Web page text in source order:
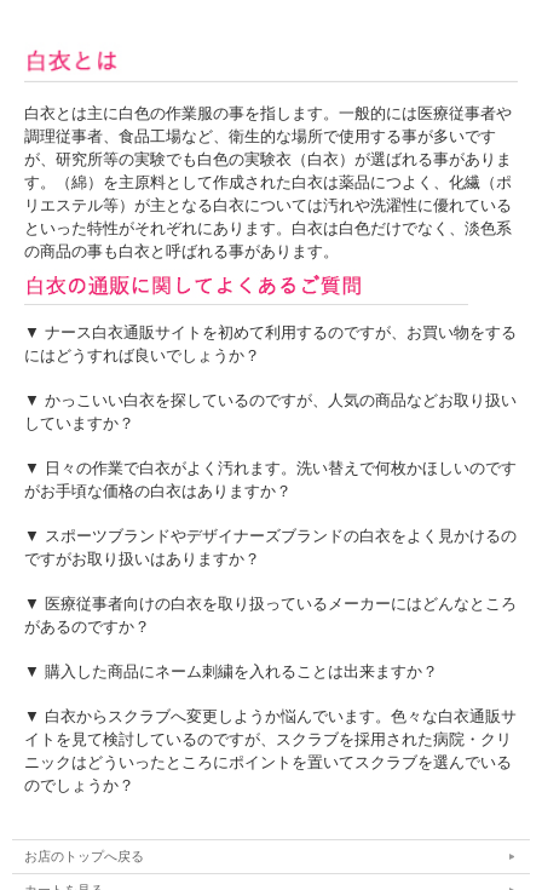
白衣とは主に白色の作業服の事を指します。一般的には医療従事者や
調理従事者、食品工場など、衛生的な場所で使用する事が多いです
が、研究所等の実験でも白色の実験衣（白衣）が選ばれる事がありま
す。（綿）を主原料として作成された白衣は薬品につよく、化繊（ポ
リエステル等）が主となる白衣については汚れや洗濯性に優れている
といった特性がそれぞれにあります。白衣は白色だけでなく、淡色系
の商品の事も白衣と呼ばれる事があります。
▼ ナース白衣通販サイトを初めて利用するのですが、お買い物をする
にはどうすれば良いでしょうか？
▼ かっこいい白衣を探しているのですが、人気の商品などお取り扱い
していますか？
▼ 日々の作業で白衣がよく汚れます。洗い替えで何枚かほしいのです
がお手頃な価格の白衣はありますか？
▼ スポーツブランドやデザイナーズブランドの白衣をよく見かけるの
ですがお取り扱いはありますか？
▼ 医療従事者向けの白衣を取り扱っているメーカーにはどんなところ
があるのですか？
▼ 購入した商品にネーム刺繍を入れることは出来ますか？
▼ 白衣からスクラブへ変更しようか悩んでいます。色々な白衣通販サ
イトを見て検討しているのですが、スクラブを採用された病院・クリ
ニックはどういったところにポイントを置いてスクラブを選んでいる
のでしょうか？
お店のトップへ戻る